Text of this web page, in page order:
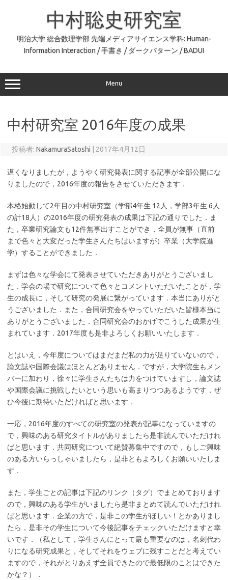
中村聡史研究室
明治大学 総合数理学部 先端メディアサイエンス学科: Human-
Information Interaction / 手書き / ダークパターン / BADUI
Menu
中村研究室 2016年度の成果
投稿者: NakamuraSatoshi 2017年4月12日
遅くなりましたが，ようやく研究発表に関する記事が全部公開にな
りましたので，2016年度の報告をさせていただきます．
本格始動して2年目の中村研究室（学部4年生 12人，学部3年生 6人
の計18人）の2016年度の研究発表の成果は下記の通りでした．ま
た，卒業研究論文も12件無事出すことができ，全員が無事（直前
まで色々と大変だった学生さんたちはいますが）卒業（大学院進
学）することができました．
まずは色々な学会にて発表させていただきありがとうございまし
た．学会の場で研究について色々とコメントいただいたことが，学
生の成長に，そして研究の発展に繋がっています．本当にありがと
うございました．また，合同研究会をやっていただいた皆様本当に
ありがとうございました．合同研究会のおかげでこうした成果が生
まれています．2017年度も是非よろしくお願いいたします．
とはいえ，今年度についてはまだまだ私の力が足りていないので，
論文誌や国際会議はほとんどありません．ですが，大学院生もメン
バーに加わり，徐々に学生さんたちは力をつけていますし，論文誌
や国際会議に挑戦したいという思いも高まりつつあるようです．ぜ
ひ今後に期待いただければと思います．
一応，2016年度のすべての研究室の発表が記事になっていますの
で，興味のある研究タイトルがありましたら是非読んでいただけれ
ばと思います．共同研究について絶賛募集中ですので，もしご興味
のある方いらっしゃいましたら，是非ともよろしくお願いいたしま
す．
また，学生ごとの記事は下記のリンク（タグ）でまとめております
ので，興味のある学生がいましたら是非まとめて読んでいただけれ
ばと思います．企業の方で，是非この学生がほしい！とかありまし
たら，是非その学生について今後記事をチェックいただけますと幸
いです．（私として，学生さんにとって最も重要なのは，名刺代わ
りになる研究成果と，そしてそれをウェブに残すことだと考えてい
ますので，それがとりあえず全員できたので最低限のことはできた
かな？）．